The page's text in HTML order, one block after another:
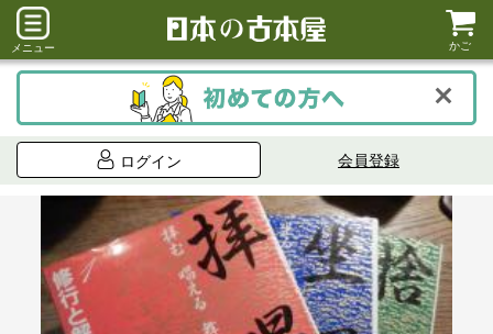
メニュー かご
ログイン 会員登録